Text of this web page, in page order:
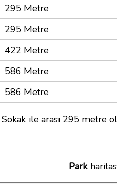
295 Metre
295 Metre
422 Metre
586 Metre
586 Metre
ile arası 295 metre
Park